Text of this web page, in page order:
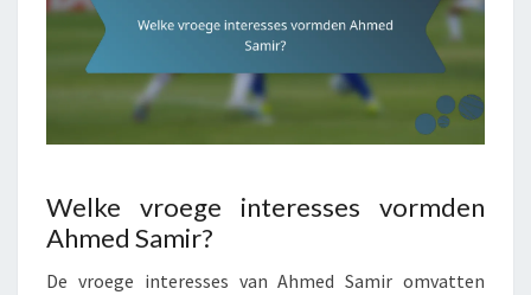
Welke vroege interesses vormden
Ahmed Samir?
De vroege interesses van Ahmed Samir omvatten